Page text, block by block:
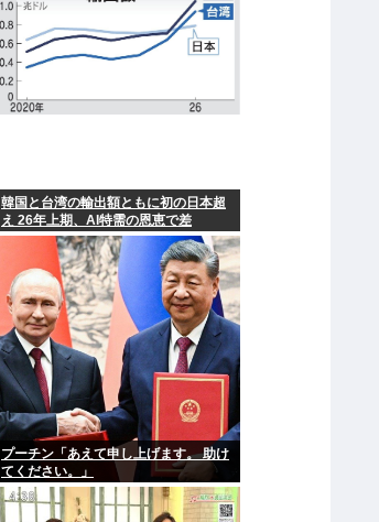
韓国と台湾の輸出額ともに初の日本超
え 26年上期、AI特需の恩恵で差
プーチン「あえて申し上げます。 助け
てください。」